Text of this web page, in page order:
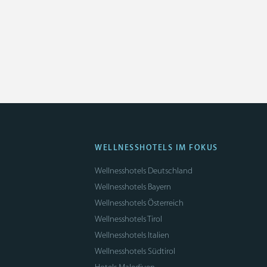
WELLNESSHOTELS IM FOKUS
Wellnesshotels Deutschland
Wellnesshotels Bayern
Wellnesshotels Österreich
Wellnesshotels Tirol
Wellnesshotels Italien
Wellnesshotels Südtirol